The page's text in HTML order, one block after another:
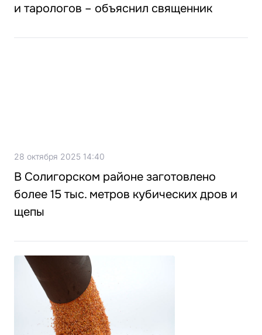
и тарологов – объяснил священник
28 октября 2025 14:40
В Солигорском районе заготовлено
более 15 тыс. метров кубических дров и
щепы